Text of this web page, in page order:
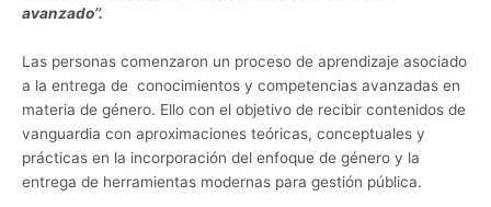
avanzado’’.
Las personas comenzaron un proceso de aprendizaje asociado
a la entrega de conocimientos y competencias avanzadas en
materia de género. Ello con el objetivo de recibir contenidos de
vanguardia con aproximaciones teóricas, conceptuales y
prácticas en la incorporación del enfoque de género y la
entrega de herramientas modernas para gestión pública.